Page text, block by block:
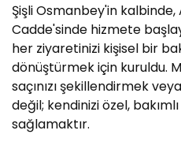
Şişli Osmanbey'in
Cadde'sinde hizmete
her ziyaretinizi kişisel bir
dönüştürmek için kuruldu.
saçınızı şekillendirmek
değil; kendinizi özel,
sağlamaktır.